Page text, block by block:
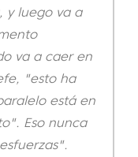
y luego va a
va a caer en
"esto ha
está en
Eso nunca